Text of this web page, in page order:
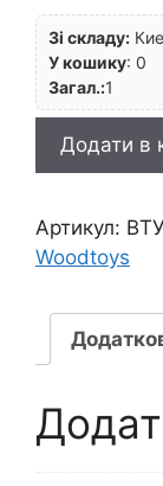
Зі складу:
У кошику: 0
Загал.:1
Фігура
для
декору
КОРОНА
(фанера
3,7х3,3см
Додати в
Артикул:
Woodtoys